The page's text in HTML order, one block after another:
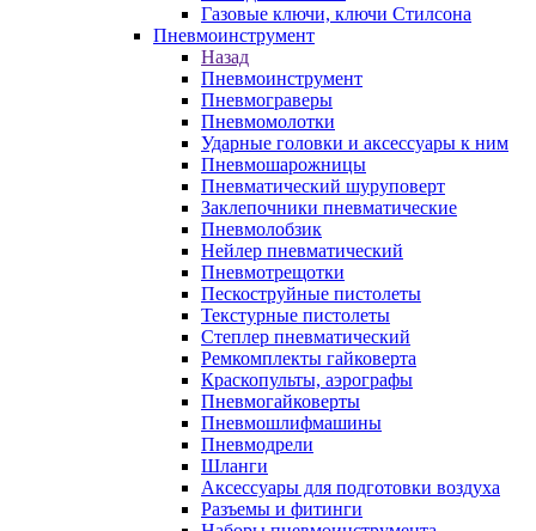
Газовые ключи, ключи Стилсона
Пневмоинструмент
Назад
Пневмоинструмент
Пневмограверы
Пневмомолотки
Ударные головки и аксессуары к ним
Пневмошарожницы
Пневматический шуруповерт
Заклепочники пневматические
Пневмолобзик
Нейлер пневматический
Пневмотрещотки
Пескоструйные пистолеты
Текстурные пистолеты
Степлер пневматический
Ремкомплекты гайковерта
Краскопульты, аэрографы
Пневмогайковерты
Пневмошлифмашины
Пневмодрели
Шланги
Аксессуары для подготовки воздуха
Разъемы и фитинги